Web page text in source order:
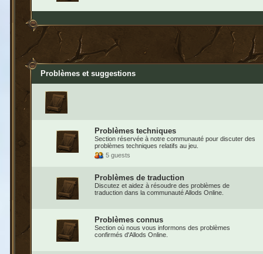
Problèmes et suggestions
Problèmes techniques
Section réservée à notre communauté pour discuter des
problèmes techniques relatifs au jeu.
5 guests
Problèmes de traduction
Discutez et aidez à résoudre des problèmes de
traduction dans la communauté Allods Online.
Problèmes connus
Section où nous vous informons des problèmes
confirmés d'Allods Online.